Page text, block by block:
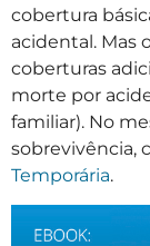
cobertura
acidental. Mas
coberturas
morte por
familiar). No
sobrevivência,
Temporária.